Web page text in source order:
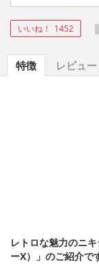
いいね！ 1452
特徴 レビュー
レトロな魅力のニ
ーX）」のご紹介で